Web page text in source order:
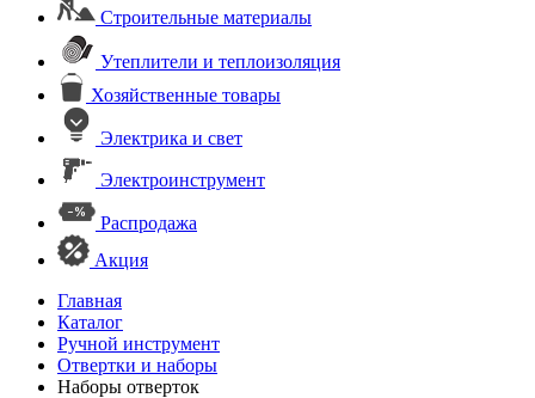
Строительные материалы
Утеплители и теплоизоляция
Хозяйственные товары
Электрика и свет
Электроинструмент
Распродажа
Акция
Главная
Каталог
Ручной инструмент
Отвертки и наборы
Наборы отверток